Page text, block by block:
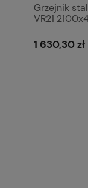
Grzejnik
VR21
1 630,30 zł